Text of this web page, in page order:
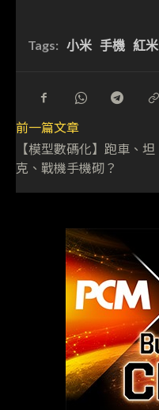
Tags: 小米 手機 紅米
前一篇文章
【模型數碼化】跑車、坦
克、戰機手機砌？